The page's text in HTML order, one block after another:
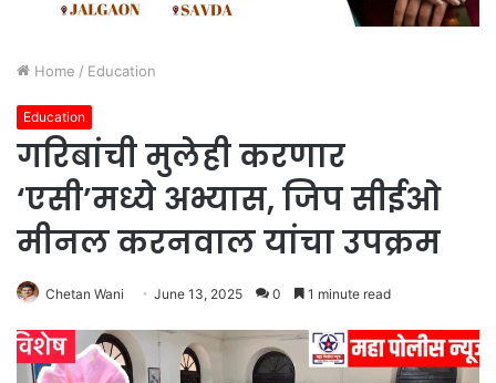
Home / Education
Education
गरिबांची मुलेही करणार
‘एसी’मध्ये अभ्यास, जिप सीईओ
मीनल करनवाल यांचा उपक्रम
Chetan Wani June 13, 2025 0 1 minute read